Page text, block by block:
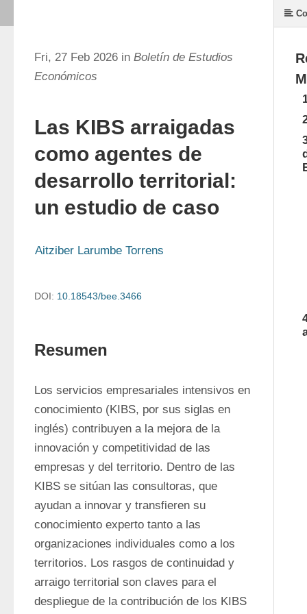
Fri, 27 Feb 2026 in Boletín de Estudios
Económicos
Las KIBS arraigadas
como agentes de
desarrollo territorial:
un estudio de caso
Aitziber Larumbe Torrens
DOI: 10.18543/bee.3466
Resumen
Los servicios empresariales intensivos en
conocimiento (KIBS, por sus siglas en
inglés) contribuyen a la mejora de la
innovación y competitividad de las
empresas y del territorio. Dentro de las
KIBS se sitúan las consultoras, que
ayudan a innovar y transfieren su
conocimiento experto tanto a las
organizaciones individuales como a los
territorios. Los rasgos de continuidad y
arraigo territorial son claves para el
despliegue de la contribución de los KIBS